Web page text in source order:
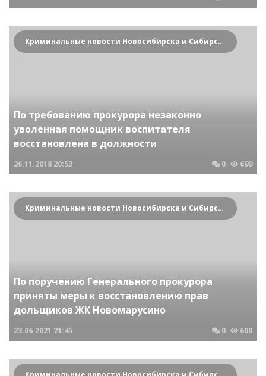
Криминальные новости Новосибирска и Сибирского региона
По требованию прокурора незаконно
уволенная помощник воспитателя
восстановлена в должности
26.11.2018 20:53 0 699
Криминальные новости Новосибирска и Сибирского региона
По поручению Генерального прокурора
приняты меры к восстановлению прав
дольщиков ЖК Новомарусино
23.06.2021 21:45 0 600